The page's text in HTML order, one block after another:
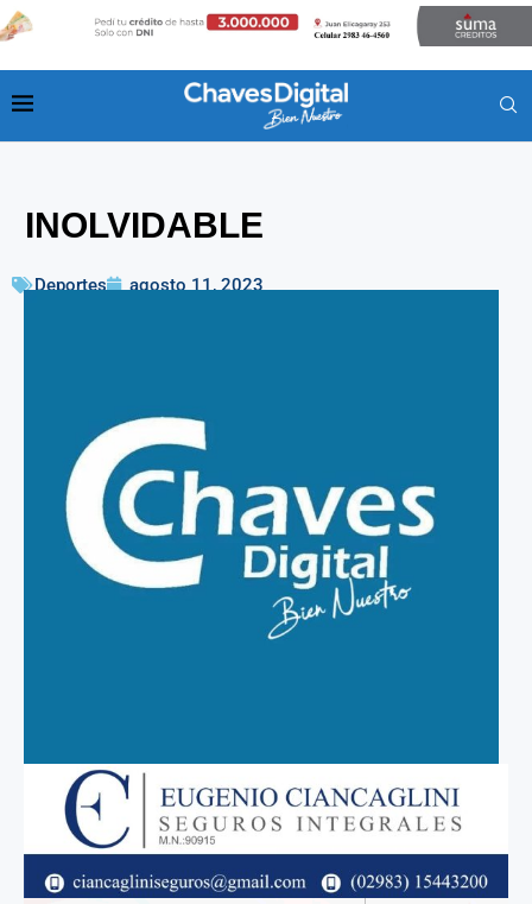
INOLVIDABLE
Deportes agosto 11, 2023